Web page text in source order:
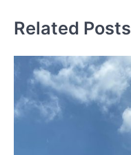
Related Posts